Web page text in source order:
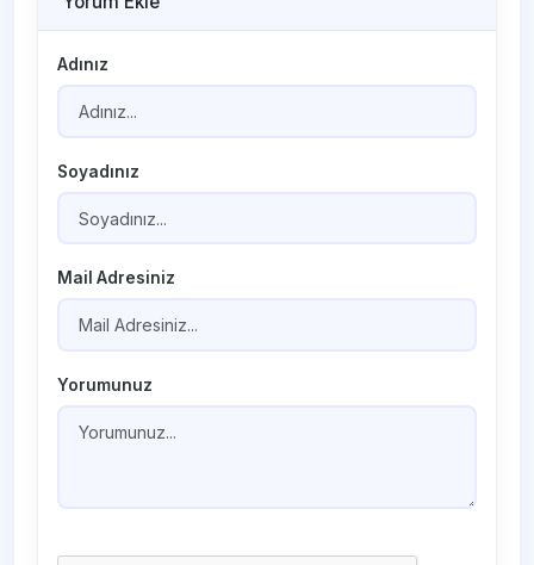
Adınız
Soyadınız
Mail Adresiniz
Yorumunuz